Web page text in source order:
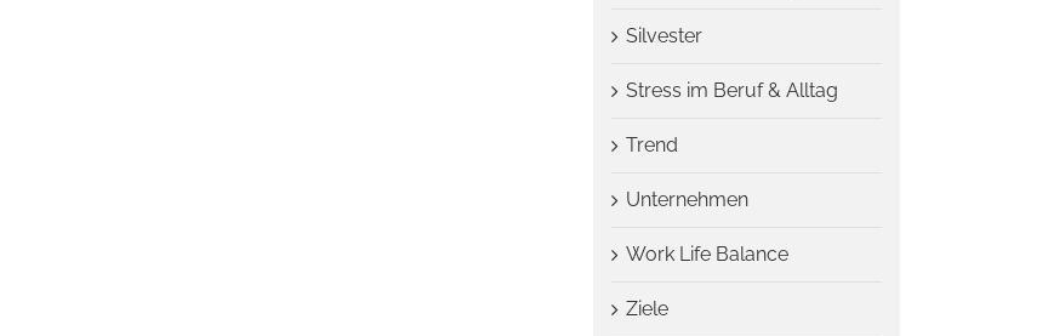
Silvester
Stress im Beruf & Alltag
Trend
Unternehmen
Work Life Balance
Ziele